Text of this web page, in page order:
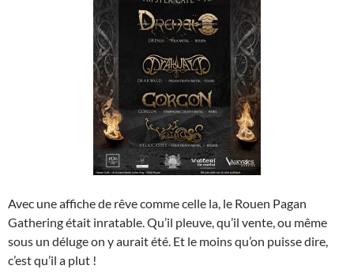
Avec une affiche de rêve comme celle la, le Rouen Pagan
Gathering était inratable. Qu’il pleuve, qu’il vente, ou même
sous un déluge on y aurait été. Et le moins qu’on puisse dire,
c’est qu’il a plut !